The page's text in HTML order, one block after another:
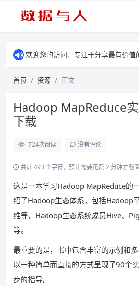
欢迎您的访问，专注于分享最有价值
首页 资源 正文
Hadoop MapReduce
下载
724次阅读 没有评论
共计 493 个字符，预计需要花费 2 分钟才能阅
这是一本学习Hadoop MapReduce的
绍了Hadoop生态体系，包括Hadoop
维等，Hadoop生态系统成员Hive、
等。
最重要的是，书中包含丰富的示例和多
以一种简单而直接的方式呈现了90个
步的指导。